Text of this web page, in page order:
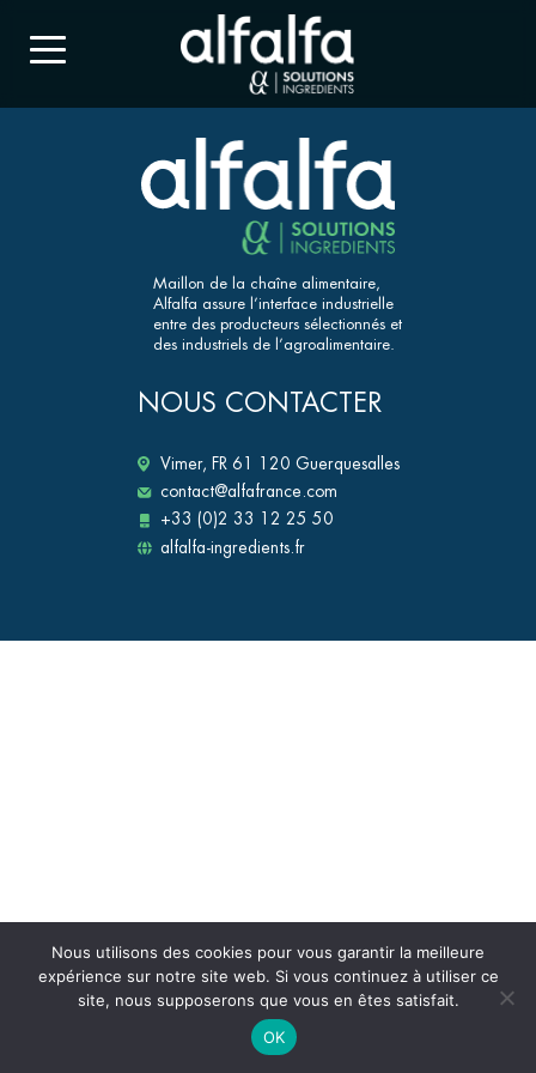
Maillon de la chaîne alimentaire,
Alfalfa assure l’interface industrielle
entre des producteurs sélectionnés et
des industriels de l’agroalimentaire.
NOUS CONTACTER
Vimer, FR 61 120 Guerquesalles
contact@alfafrance.com
+33 (0)2 33 12 25 50
alfalfa-ingredients.fr
Nous utilisons des cookies pour vous garantir la meilleure
expérience sur notre site web. Si vous continuez à utiliser ce
site, nous supposerons que vous en êtes satisfait.
OK